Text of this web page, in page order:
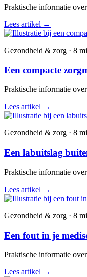
Praktische informatie
Lees artikel →
Gezondheid & zorg · 8
Een compacte
Praktische informatie
Lees artikel →
Gezondheid & zorg · 8
Een labuitslag
Praktische informatie
Lees artikel →
Gezondheid & zorg · 8
Een fout in je
Praktische informatie
Lees artikel →